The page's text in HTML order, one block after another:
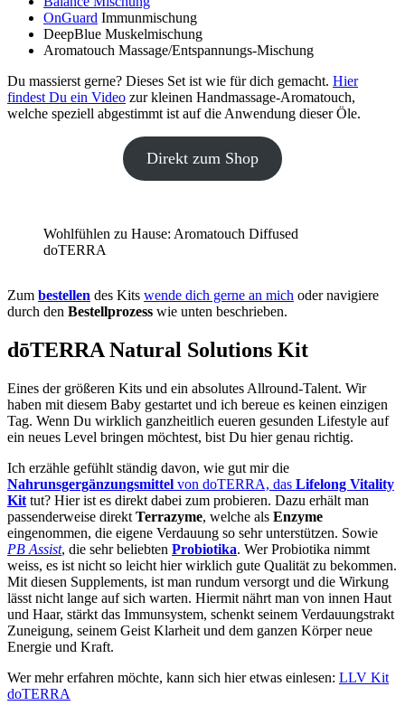
OnGuard Immunmischung
DeepBlue Muskelmischung
Aromatouch Massage/Entspannungs-Mischung
Du massierst gerne? Dieses Set ist wie für dich gemacht. Hier
findest Du ein Video zur kleinen Handmassage-Aromatouch,
welche speziell abgestimmt ist auf die Anwendung dieser Öle.
Direkt zum Shop
Wohlfühlen zu Hause: Aromatouch Diffused
doTERRA
Zum bestellen des Kits wende dich gerne an mich oder navigiere
durch den Bestellprozess wie unten beschrieben.
dōTERRA Natural Solutions Kit
Eines der größeren Kits und ein absolutes Allround-Talent. Wir
haben mit diesem Baby gestartet und ich bereue es keinen einzigen
Tag. Wenn Du wirklich ganzheitlich eueren gesunden Lifestyle auf
ein neues Level bringen möchtest, bist Du hier genau richtig.
Ich erzähle gefühlt ständig davon, wie gut mir die
Nahrunsgergänzungsmittel von doTERRA, das Lifelong Vitality
Kit tut? Hier ist es direkt dabei zum probieren. Dazu erhält man
passenderweise direkt Terrazyme, welche als Enzyme
eingenommen, die eigene Verdauung so sehr unterstützen. Sowie
PB Assist, die sehr beliebten Probiotika. Wer Probiotika nimmt
weiss, es ist nicht so leicht hier wirklich gute Qualität zu bekommen.
Mit diesen Supplements, ist man rundum versorgt und die Wirkung
lässt nicht lange auf sich warten. Hiermit nährt man von innen Haut
und Haar, stärkt das Immunsystem, schenkt seinem Verdauungstrakt
Zuneigung, seinem Geist Klarheit und dem ganzen Körper neue
Energie und Kraft.
Wer mehr erfahren möchte, kann sich hier etwas einlesen: LLV Kit
doTERRA